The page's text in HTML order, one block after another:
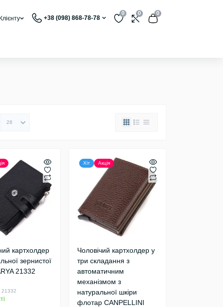
+38 (098) 868-78-78
0 0 0
картхолдер
зернистої
21332
21332
Хіт Акція
Чоловічий картхолдер у
три складання з
автоматичним
механізмом з
натуральної шкіри
флотар CANPELLINI